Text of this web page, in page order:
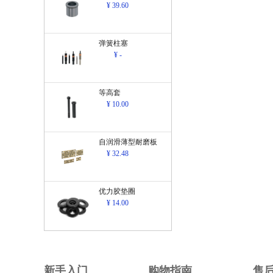
¥ 39.60
弹簧柱塞
¥ -
等高套
¥ 10.00
自润滑薄型耐磨板
¥ 32.48
优力胶垫圈
¥ 14.00
新手入门 购物指南 售